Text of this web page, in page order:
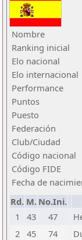
Nombre
Ranking inicial
Elo nacional
Elo internacional
Performance
Puntos
Puesto
Federación
Club/Ciudad
Código nacional
Código FIDE
Fecha de
Rd. M. No.Ini.
1
43 47
2 45 74